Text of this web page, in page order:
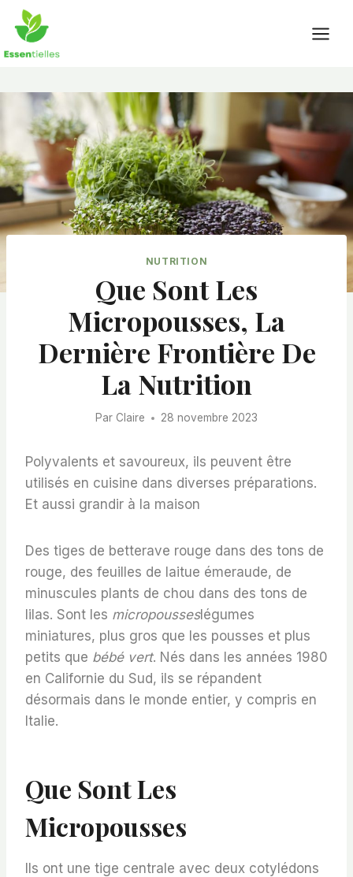
Skip
content
NUTRITION
Que Sont Les
Micropousses, La
Dernière Frontière De
La Nutrition
Par Claire 28 novembre 2023
Polyvalents et savoureux, ils peuvent être
utilisés en cuisine dans diverses préparations.
Et aussi grandir à la maison
Des tiges de betterave rouge dans des tons de
rouge, des feuilles de laitue émeraude, de
minuscules plants de chou dans des tons de
lilas. Sont les micropousseslégumes
miniatures, plus gros que les pousses et plus
petits que bébé vert. Nés dans les années 1980
en Californie du Sud, ils se répandent
désormais dans le monde entier, y compris en
Italie.
Que Sont Les
Micropousses
Ils ont une tige centrale avec deux cotylédons